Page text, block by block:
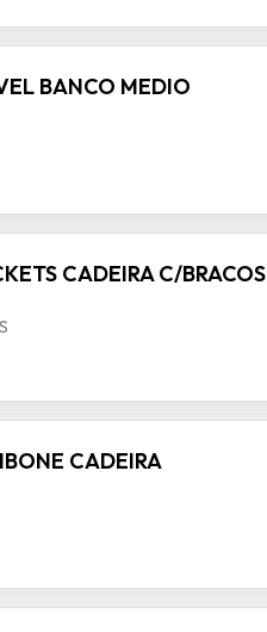
BANCO MEDIO
CADEIRA C/BRACOS
CADEIRA